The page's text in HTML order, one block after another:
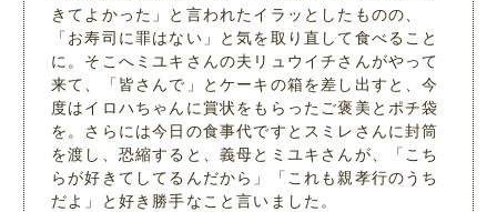
きてよかった」と言われたイラッとしたものの、
「お寿司に罪はない」と気を取り直して食べること
に。そこへミユキさんの夫リュウイチさんがやって
来て、「皆さんで」とケーキの箱を差し出すと、今
度はイロハちゃんに賞状をもらったご褒美とポチ袋
を。さらには今日の食事代ですとスミレさんに封筒
を渡し、恐縮すると、義母とミユキさんが、「こち
らが好きてしてるんだから」「これも親孝行のうち
だよ」と好き勝手なこと言いました。